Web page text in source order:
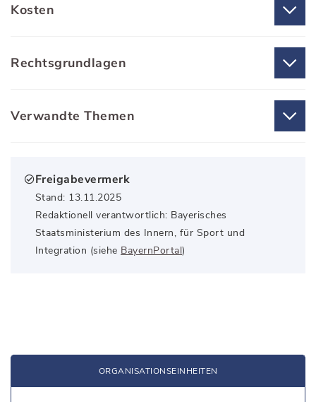
Kosten
Rechtsgrundlagen
Verwandte Themen
Freigabevermerk
Stand: 13.11.2025
Redaktionell verantwortlich: Bayerisches
Staatsministerium des Innern, für Sport und
Integration (siehe BayernPortal)
ORGANISATIONS­EINHEITEN